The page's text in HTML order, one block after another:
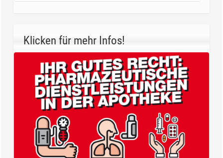
Klicken für mehr Infos!